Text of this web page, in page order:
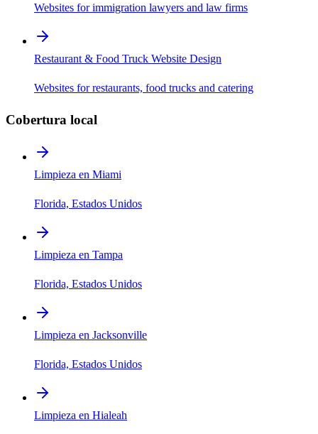
Websites for immigration lawyers and law firms
Restaurant & Food Truck Website Design
Websites for restaurants, food trucks and catering
Cobertura local
Limpieza en Miami
Florida, Estados Unidos
Limpieza en Tampa
Florida, Estados Unidos
Limpieza en Jacksonville
Florida, Estados Unidos
Limpieza en Hialeah